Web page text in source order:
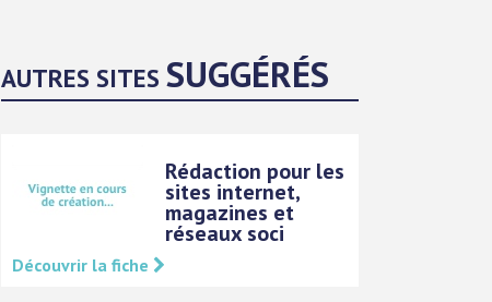
AUTRES SITESSUGGÉRÉS
Rédaction pour les
sites internet,
magazines et
réseaux soci
Découvrir la fiche